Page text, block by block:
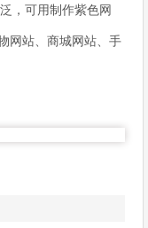
，可用制作紫色网
网站、商城网站、手